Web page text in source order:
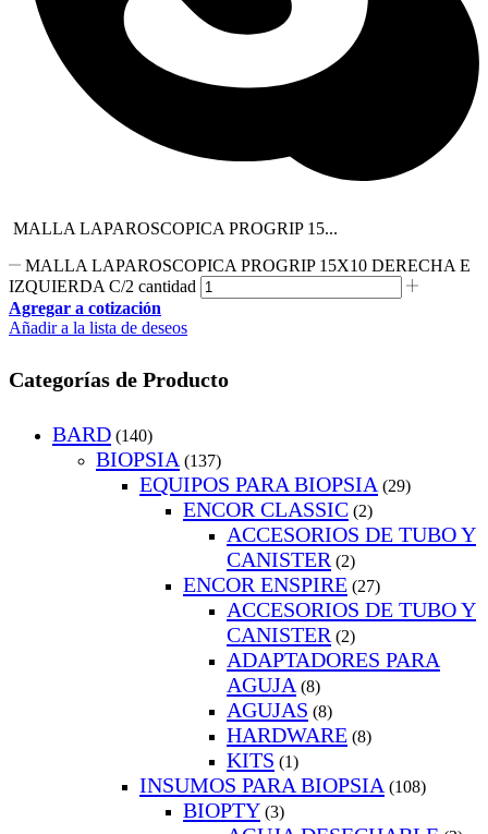
MALLA LAPAROSCOPICA PROGRIP 15...
MALLA LAPAROSCOPICA PROGRIP 15X10 DERECHA E
IZQUIERDA C/2 cantidad
Agregar a cotización
Añadir a la lista de deseos
Categorías de Producto
BARD (140)
BIOPSIA (137)
EQUIPOS PARA BIOPSIA (29)
ENCOR CLASSIC (2)
ACCESORIOS DE TUBO Y
CANISTER (2)
ENCOR ENSPIRE (27)
ACCESORIOS DE TUBO Y
CANISTER (2)
ADAPTADORES PARA
AGUJA (8)
AGUJAS (8)
HARDWARE (8)
KITS (1)
INSUMOS PARA BIOPSIA (108)
BIOPTY (3)